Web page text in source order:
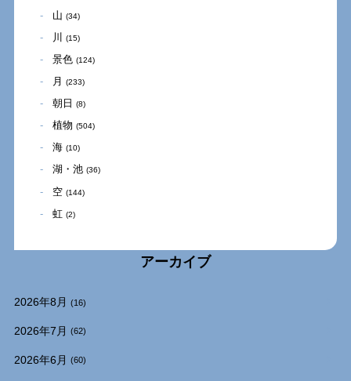
山 (34)
川 (15)
景色 (124)
月 (233)
朝日 (8)
植物 (504)
海 (10)
湖・池 (36)
空 (144)
虹 (2)
アーカイブ
2026年8月 (16)
2026年7月 (62)
2026年6月 (60)